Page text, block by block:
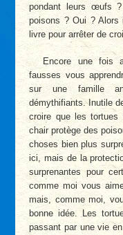
pondant leurs œufs
poisons ? Oui ?
livre pour arrêter de
Encore une fois
fausses vous
sur une famille
démythifiants. Inutile
croire que les tortues
chair protège des
choses bien plus
ici, mais de la
surprenantes pour
comme moi vous
mais, comme moi,
bonne idée. Les
passant par une vie